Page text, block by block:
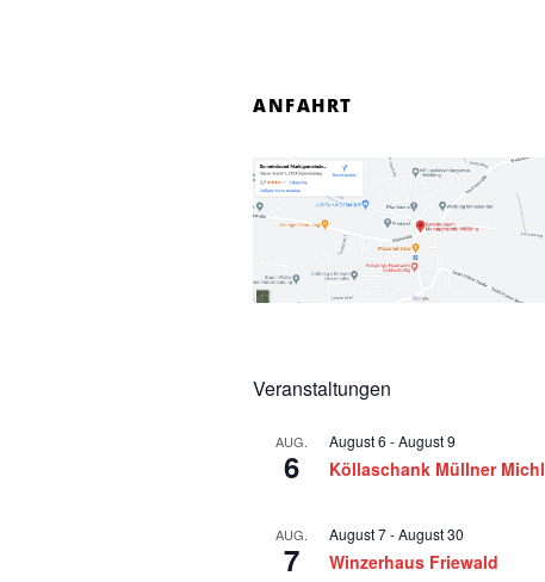
ANFAHRT
Veranstaltungen
AUG.
6
August 6 -August 9
Köllaschank Müllner Michl
AUG.
7
August 7-August 30
Winzerhaus Friewald